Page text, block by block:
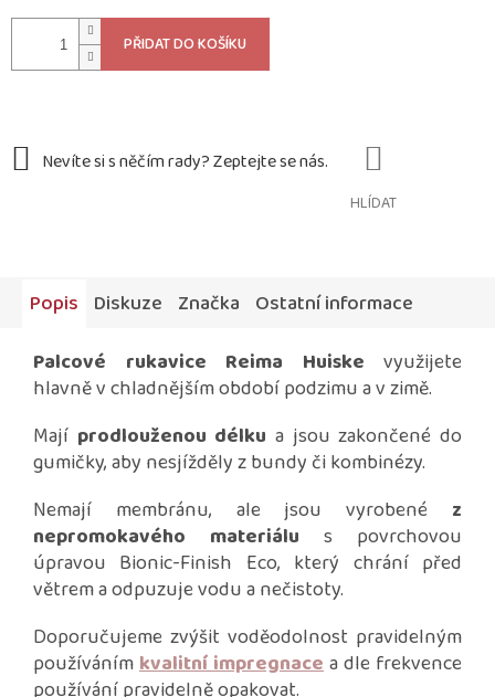
PŘIDAT DO KOŠÍKU
HLÍDAT
Popis Diskuze Značka Ostatní informace
Palcové
rukavice Reima Huiske využijete
hlavně v chladnějším období podzimu a v zimě.
Mají prodlouženou délku a jsou zakončené do
gumičky, aby nesjížděly z bundy či kombinézy.
Nemají membránu, ale jsou vyrobené z
nepromokavého materiálu s povrchovou
úpravou Bionic-Finish Eco, který chrání před
větrem a odpuzuje vodu a nečistoty.
Doporučujeme zvýšit voděodolnost pravidelným
používánímkvalitní impregnacea dle frekvence
používání pravidelně opakovat.